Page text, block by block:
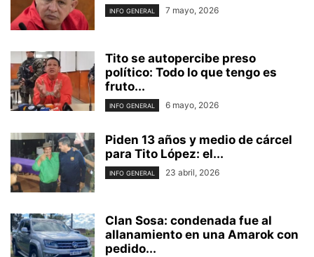
INFO GENERAL 7 mayo, 2026
Tito se autopercibe preso
político: Todo lo que tengo es
fruto...
INFO GENERAL 6 mayo, 2026
Piden 13 años y medio de cárcel
para Tito López: el...
INFO GENERAL 23 abril, 2026
Clan Sosa: condenada fue al
allanamiento en una Amarok con
pedido...